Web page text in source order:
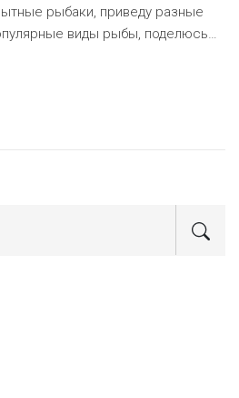
рыбаки, приведу разные
виды рыбы, поделюсь
и фактами. Даже если вы только
на что делать
без поклевки. Помогут советы